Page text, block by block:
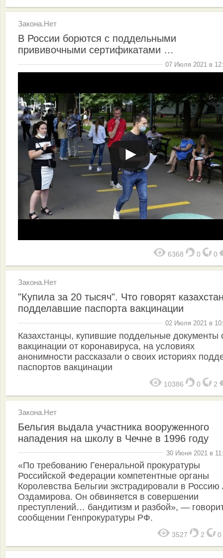
Закона.Нет
В России борются с поддельными
прививочными сертификатами …
07 Июля 2021 в
6368 0 0
Закона.Нет
"Купила за 20 тысяч". Что говорят
подделавшие паспорта вакцинации
02 Июля 2021 в
Казахстанцы, купившие поддельные документы
вакцинации от коронавируса, на условиях
анонимности рассказали о своих историях
паспортов вакцинации
10386 0 2
Закона.Нет
Бельгия выдала участника вооруженного
нападения на школу в Чечне в 1996 году
30 Июня 2021 в
«По требованию Генеральной прокуратуры
Российской Федерации компетентные органы
Королевства Бельгии экстрадировали в
Оздамирова. Он обвиняется в совершении
преступлений… бандитизм и разбой», —
сообщении Генпрокуратуры РФ.
3527 2 0